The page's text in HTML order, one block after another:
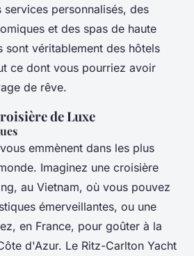
services personnalisés, des
et des spas de haute
sont véritablement des hôtels
ce dont vous pourriez avoir
de rêve.
de Luxe
emmènent dans les plus
Imaginez une croisière
au Vietnam, où vous pouvez
émerveillantes, ou une
en France, pour goûter à la
d'Azur. Le Ritz-Carlton Yacht